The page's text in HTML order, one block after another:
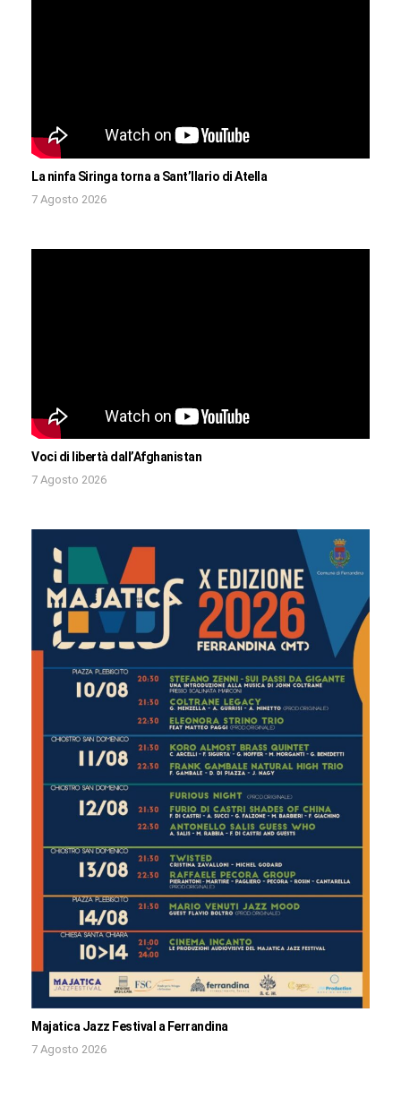
La ninfa Siringa torna a Sant’Ilario di Atella
7 Agosto 2026
Voci di libertà dall’Afghanistan
7 Agosto 2026
Majatica Jazz Festival a Ferrandina
7 Agosto 2026